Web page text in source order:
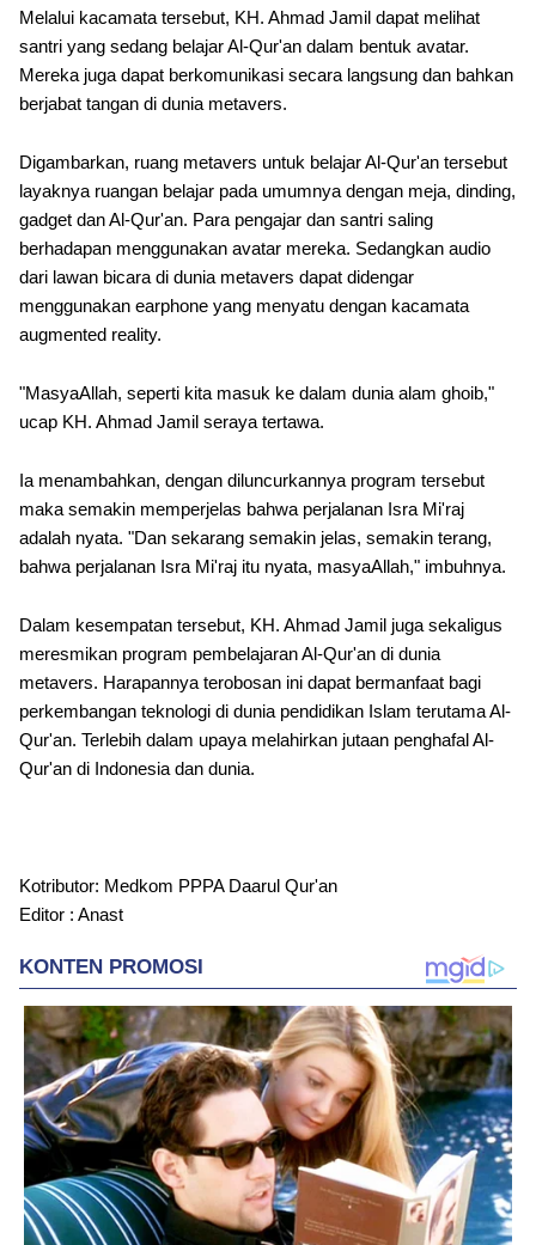
Melalui kacamata tersebut, KH. Ahmad Jamil dapat melihat
santri yang sedang belajar Al-Qur'an dalam bentuk avatar.
Mereka juga dapat berkomunikasi secara langsung dan bahkan
berjabat tangan di dunia metavers.
Digambarkan, ruang metavers untuk belajar Al-Qur'an tersebut
layaknya ruangan belajar pada umumnya dengan meja, dinding,
gadget dan Al-Qur'an. Para pengajar dan santri saling
berhadapan menggunakan avatar mereka. Sedangkan audio
dari lawan bicara di dunia metavers dapat didengar
menggunakan earphone yang menyatu dengan kacamata
augmented reality.
"MasyaAllah, seperti kita masuk ke dalam dunia alam ghoib,"
ucap KH. Ahmad Jamil seraya tertawa.
Ia menambahkan, dengan diluncurkannya program tersebut
maka semakin memperjelas bahwa perjalanan Isra Mi'raj
adalah nyata. "Dan sekarang semakin jelas, semakin terang,
bahwa perjalanan Isra Mi'raj itu nyata, masyaAllah," imbuhnya.
Dalam kesempatan tersebut, KH. Ahmad Jamil juga sekaligus
meresmikan program pembelajaran Al-Qur'an di dunia
metavers. Harapannya terobosan ini dapat bermanfaat bagi
perkembangan teknologi di dunia pendidikan Islam terutama Al-
Qur'an. Terlebih dalam upaya melahirkan jutaan penghafal Al-
Qur'an di Indonesia dan dunia.
Kotributor: Medkom PPPA Daarul Qur'an
Editor : Anast